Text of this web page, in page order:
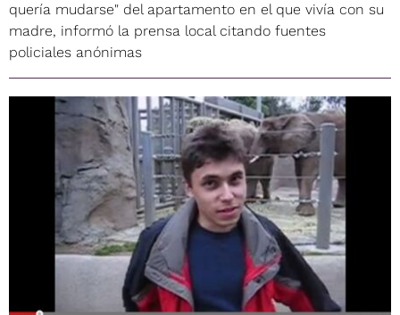
quería mudarse" del apartamento en el que vivía con su
madre, informó la prensa local citando fuentes
policiales anónimas